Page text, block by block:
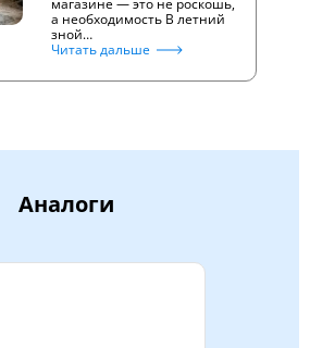
магазине — это не роскошь,
а необходимость В летний
зной…
Читать дальше
Аналоги